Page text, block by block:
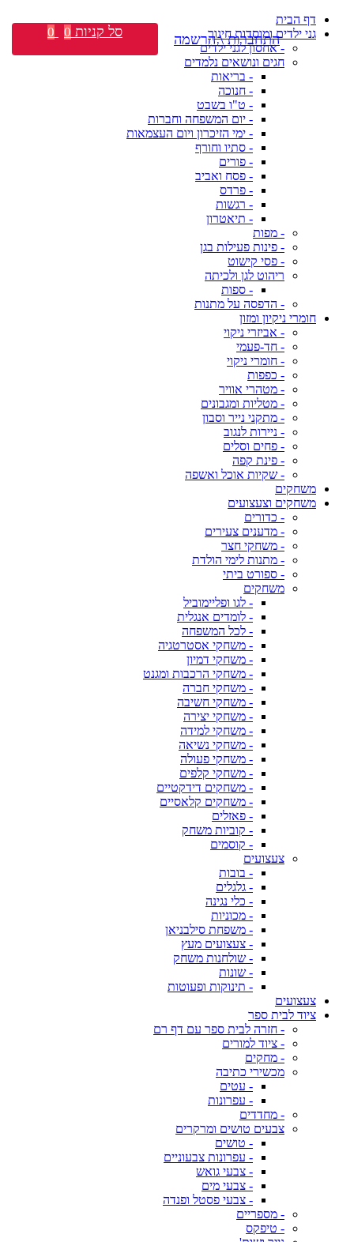
דף הבית
גני ילדים ומוסדות חינוך
- אחסון לגני ילדים
חגים ונושאים נלמדים
- בריאות
- חנוכה
- ט"ו בשבט
- יום המשפחה וחברות
- ימי הזיכרון ויום העצמאות
- סתיו וחורף
- פורים
- פסח ואביב
- פרדס
- רגשות
- תיאטרון
- מפות
- פינות פעילות בגן
- פסי קישוט
ריהוט לגן ולכיתה
- ספות
- הדפסה על מתנות
חומרי ניקיון ומזון
- אביזרי ניקוי
- חד-פעמי
- חומרי ניקוי
- כפפות
- מטהרי אוויר
- מטליות ומגבונים
- מתקני נייר וסבון
- ניירות לנגוב
- פחים וסלים
- פינת קפה
- שקיות אוכל ואשפה
משחקים
משחקים וצעצועים
- כדורים
- מדענים צעירים
- משחקי חצר
- מתנות לימי הולדת
- ספורט ביתי
משחקים
- לגו ופליימוביל
- לומדים אנגלית
- לכל המשפחה
- משחקי אסטרטגיה
- משחקי דמיון
- משחקי הרכבות ומגנט
- משחקי חברה
- משחקי חשיבה
- משחקי יצירה
- משחקי למידה
- משחקי נשיאה
- משחקי פעולה
- משחקי קלפים
- משחקים דידקטיים
- משחקים קלאסיים
- פאזלים
- קוביות משחק
- קוסמים
צעצועים
- בובות
- גלגלים
- כלי נגינה
- מכוניות
- משפחת סילבניאן
- צעצועים מעץ
- שולחנות משחק
- שונות
- תינוקות ופעוטות
צעצועים
ציוד לבית ספר
- חזרה לבית ספר עם דף רם
- ציוד למורים
- מחקים
מכשירי כתיבה
- עטים
- עפרונות
- מחדדים
צבעים טושים ומרקרים
- טושים
- עפרונות צבעוניים
- צבעי גואש
- צבעי מים
- צבעי פסטל ופנדה
- מספריים
- טיפקס
התחברות \ הרשמה סל קניות 0
0